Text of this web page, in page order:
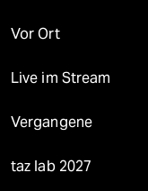
Vor Ort
Live im Stream
Vergangene
taz lab 2027